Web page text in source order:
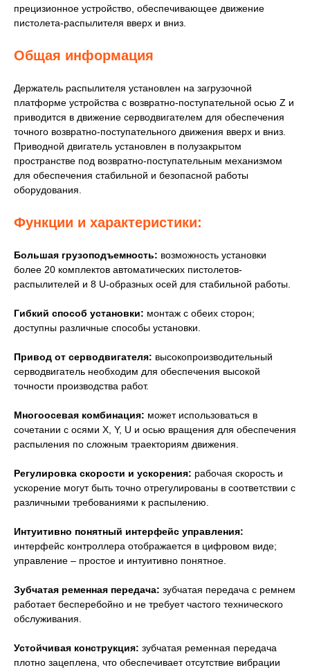
прецизионное устройство, обеспечивающее движение
пистолета-распылителя вверх и вниз.
Общая информация
Держатель распылителя установлен на загрузочной
платформе устройства с возвратно-поступательной осью Z и
приводится в движение серводвигателем для обеспечения
точного возвратно-поступательного движения вверх и вниз.
Приводной двигатель установлен в полузакрытом
пространстве под возвратно-поступательным механизмом
для обеспечения стабильной и безопасной работы
оборудования.
Функции и характеристики:
Большая грузоподъемность: возможность установки
более 20 комплектов автоматических пистолетов-
распылителей и 8 U-образных осей для стабильной работы.
Гибкий способ установки: монтаж с обеих сторон;
доступны различные способы установки.
Привод от серводвигателя: высокопроизводительный
серводвигатель необходим для обеспечения высокой
точности производства работ.
Многоосевая комбинация: может использоваться в
сочетании с осями X, Y, U и осью вращения для обеспечения
распыления по сложным траекториям движения.
Регулировка скорости и ускорения: рабочая скорость и
ускорение могут быть точно отрегулированы в соответствии с
различными требованиями к распылению.
Интуитивно понятный интерфейс управления:
интерфейс контроллера отображается в цифровом виде;
управление – простое и интуитивно понятное.
Зубчатая ременная передача: зубчатая передача с ремнем
работает бесперебойно и не требует частого технического
обслуживания.
Устойчивая конструкция: зубчатая ременная передача
плотно зацеплена, что обеспечивает отсутствие вибрации